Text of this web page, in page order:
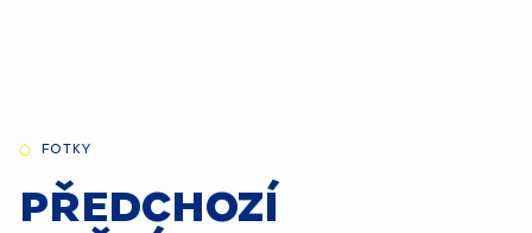
FOTKY
PŘEDCHOZÍ